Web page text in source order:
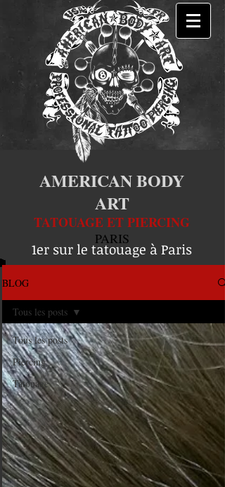
AMERICAN BODY
ART
TATOUAGE ET PIERCING
PARIS
1er sur le tatouage à Paris
BLOG
Tous les posts
Piercing
Tatouage
Tous les posts